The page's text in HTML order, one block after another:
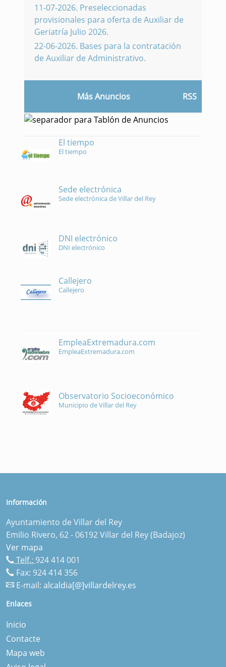
11-07-2026. Preseleccionadas
provisionales para oferta de Auxiliar de
Geriatría Julio 2026.
22-06-2026. Bases para la contratación
de Auxiliar de Administrativo.
Más Anuncios RSS
El tiempo
El tiempo
Sede electrónica
Sede electrónica de Villar del Rey
DNI electrónico
DNI electrónico
Callejero
Callejero
EmpleaExtremadura.com
EmpleaExtremadura.com
Observatorio Socioeconómico
Municipio de Villar del Rey
Información
Ayuntamiento de Villar del Rey
Emilio Rivero, 62 - 06192 Villar del Rey (Badajoz)
Ver mapa
Telf.: 924 414 001
Fax: 924 414 356
E-mail: alcaldia[@]villardelrey.es
Enlaces
Inicio
Contacte
Mapa web